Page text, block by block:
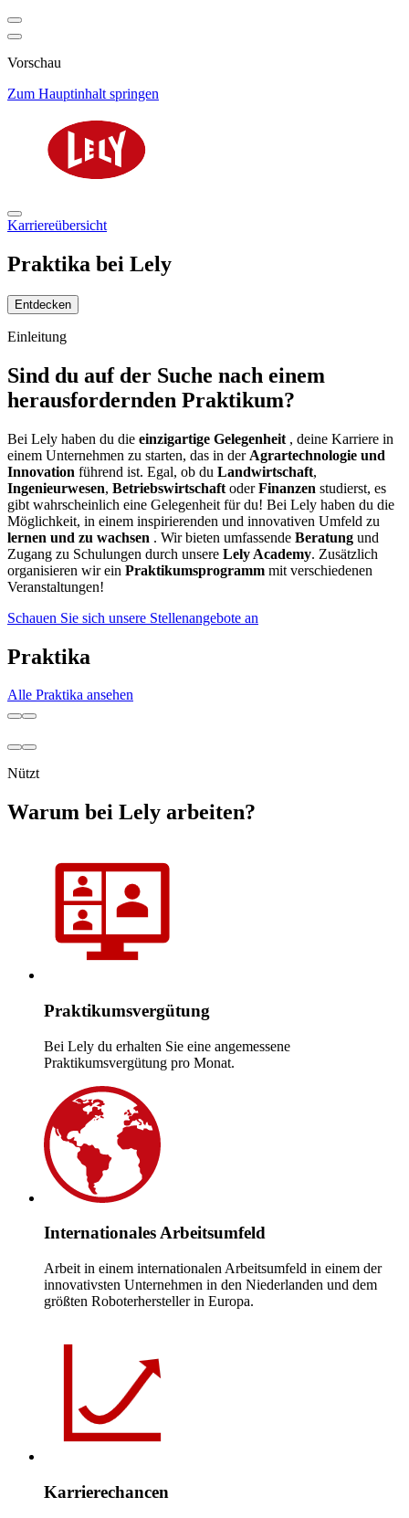
Vorschau
Zum Hauptinhalt springen
Karriereübersicht
Praktika bei Lely
Entdecken
Einleitung
Sind du auf der Suche nach einem
herausfordernden Praktikum?
Bei Lely haben du die einzigartige Gelegenheit , deine Karriere in
einem Unternehmen zu starten, das in der Agrartechnologie und
Innovation führend ist. Egal, ob du Landwirtschaft,
Ingenieurwesen, Betriebswirtschaft oderFinanzen studierst, es
gibt wahrscheinlich eine Gelegenheit für du! Bei Lely haben du die
Möglichkeit, in einem inspirierenden und innovativen Umfeld zu
lernen und zu wachsen . Wir bieten umfassende Beratung und
Zugang zu Schulungen durch unsere Lely Academy. Zusätzlich
organisieren wir ein Praktikumsprogramm mit verschiedenen
Veranstaltungen!
Schauen Sie sich unsere Stellenangebote an
Praktika
Alle Praktika ansehen
Nützt
Warum bei Lely arbeiten?
Praktikumsvergütung
Bei Lely du erhalten Sie eine angemessene
Praktikumsvergütung pro Monat.
Internationales Arbeitsumfeld
Arbeit in einem internationalen Arbeitsumfeld in einem der
innovativsten Unternehmen in den Niederlanden und dem
größten Roboterhersteller in Europa.
Karrierechancen